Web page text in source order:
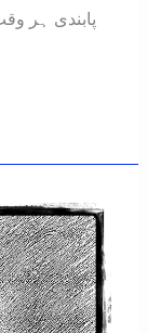
پابندی ہر